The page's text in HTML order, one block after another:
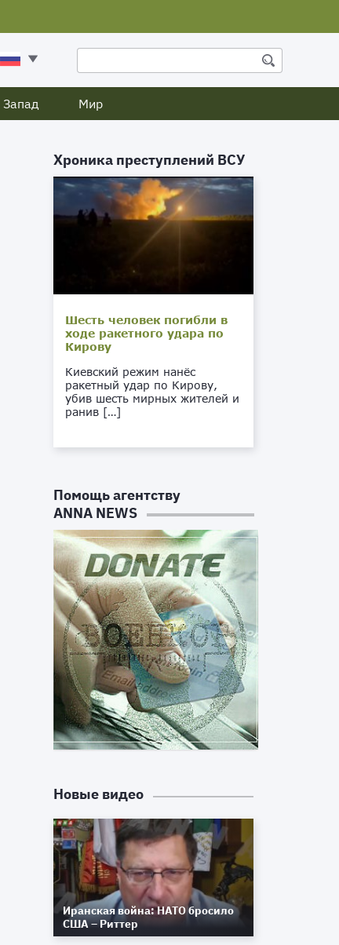
Запад Мир
Хроника преступлений ВСУ
Шесть человек погибли в
ходе ракетного удара по
Кирову
Киевский режим нанёс
ракетный удар по Кирову,
убив шесть мирных жителей и
ранив […]
Помощь агентству
ANNA NEWS
Новые видео
Иранская война: НАТО бросило
США – Риттер